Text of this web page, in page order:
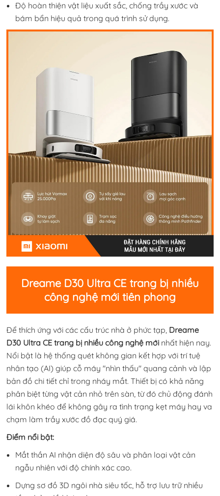
Độ hoàn thiện vật liệu xuất sắc, chống trầy xước và
bám bẩn hiệu quả trong quá trình sử dụng.
Dreame D30 Ultra CE trang bị nhiều
công nghệ mới tiên phong
Để thích ứng với các cấu trúc nhà ở phức tạp, Dreame
D30 Ultra CE trang bị nhiều công nghệ mới nhất hiện nay.
Nổi bật là hệ thống quét không gian kết hợp với trí tuệ
nhân tạo (AI) giúp cỗ máy "nhìn thấu" quang cảnh và lập
bản đồ chi tiết chỉ trong nháy mắt. Thiết bị có khả năng
phân biệt từng vật cản nhỏ trên sàn, từ đó chủ động đánh
lái khôn khéo để không gây ra tình trạng kẹt máy hay va
chạm làm trầy xước đồ đạc quý giá.
Điểm nổi bật:
Mắt thần AI nhận diện độ sâu và phân loại vật cản
ngẫu nhiên với độ chính xác cao.
Dựng sơ đồ 3D ngôi nhà siêu tốc, hỗ trợ lưu trữ nhiều